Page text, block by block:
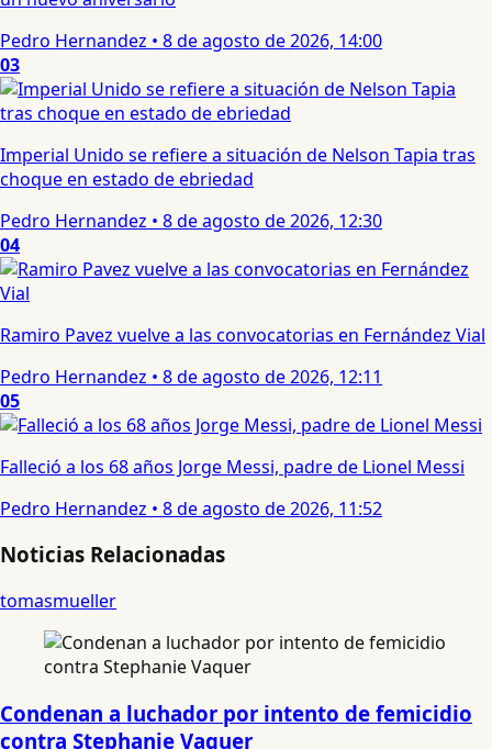
Pedro Hernandez • 8 de agosto de 2026, 14:00
03
Imperial Unido se refiere a situación de Nelson Tapia tras
choque en estado de ebriedad
Pedro Hernandez • 8 de agosto de 2026, 12:30
04
Ramiro Pavez vuelve a las convocatorias en Fernández Vial
Pedro Hernandez • 8 de agosto de 2026, 12:11
05
Falleció a los 68 años Jorge Messi, padre de Lionel Messi
Pedro Hernandez • 8 de agosto de 2026, 11:52
Noticias Relacionadas
tomasmueller
Condenan a luchador por intento de femicidio
contra Stephanie Vaquer